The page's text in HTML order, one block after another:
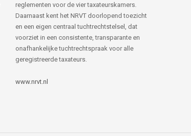
reglementen voor de vier taxateurskamers.
Daarnaast kent het NRVT doorlopend toezicht
en een eigen centraal tuchtrechtstelsel, dat
voorziet in een consistente, transparante en
onafhankelijke tuchtrechtspraak voor alle
geregistreerde taxateurs.
www.nrvt.nl